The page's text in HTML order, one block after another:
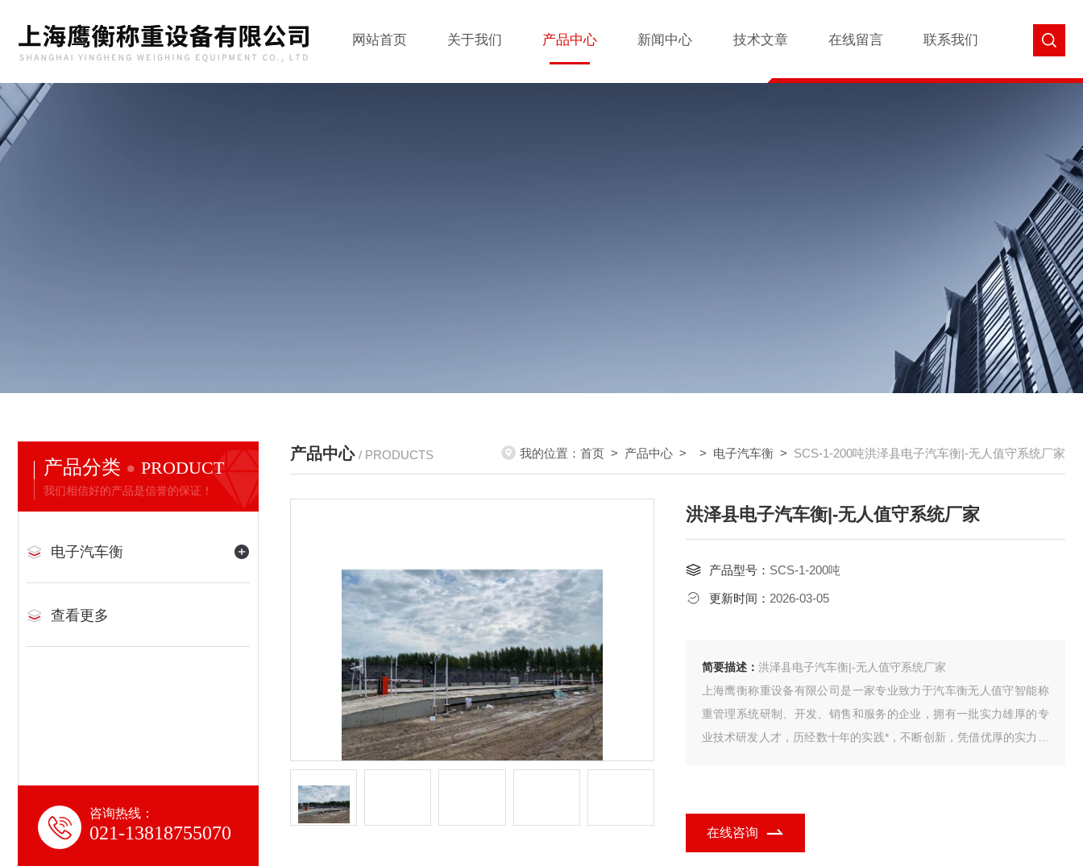
网站首页 关于我们 产品中心 新闻中心 技术文章 在线留言 联系我们
产品分类 PRODUCT
我们相信好的产品是信誉的保证！
电子汽车衡
查看更多
咨询热线：
021-13818755070
产品中心 / PRODUCTS 我的位置： 首页 > 产品中心 > > 电子汽车衡 > SCS-1-200吨洪泽县电子汽车衡|-无人值守系统厂家
洪泽县电子汽车衡|-无人值守系统厂家
产品型号： SCS-1-200吨
更新时间： 2026-03-05
简要描述： 洪泽县电子汽车衡|-无人值守系统厂家
上海鹰衡称重设备有限公司是一家专业致力于汽车衡无人值守智能称
重管理系统研制、开发、销售和服务的企业，拥有一批实力雄厚的专
业技术研发人才，历经数十年的实践*，不断创新，凭借优厚的实力为
在线咨询